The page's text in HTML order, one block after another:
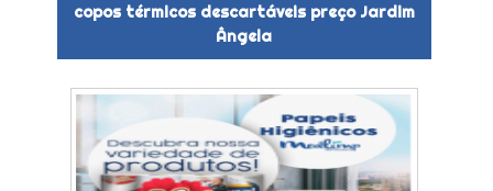
copos térmicos descartáveis preço Jardim
Ângela